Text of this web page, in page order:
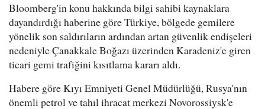
Bloomberg'in konu hakkında bilgi sahibi kaynaklara
dayandırdığı haberine göre Türkiye, bölgede gemilere
yönelik son saldırıların ardından artan güvenlik endişeleri
nedeniyle Çanakkale Boğazı üzerinden Karadeniz'e giren
ticari gemi trafiğini kısıtlama kararı aldı.
Habere göre Kıyı Emniyeti Genel Müdürlüğü, Rusya'nın
önemli petrol ve tahıl ihracat merkezi Novorossiysk'e